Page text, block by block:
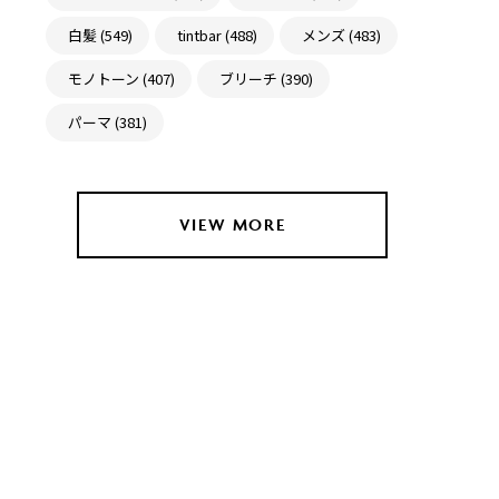
白髪 (549) tintbar (488) メンズ (483)
モノトーン (407) ブリーチ (390)
パーマ (381)
VIEW MORE